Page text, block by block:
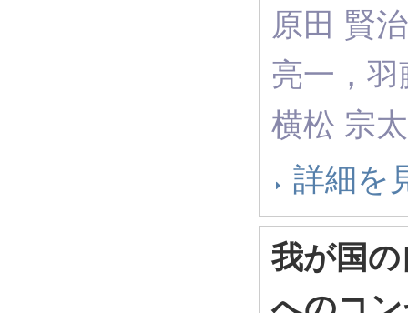
原田 賢
亮一，
横松 宗太
詳細を
我が国